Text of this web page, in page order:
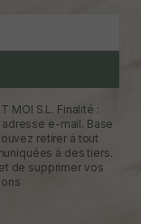
MOI S.L. Finalité :
e-mail. Base
retirer à tout
à des tiers.
de supprimer vos